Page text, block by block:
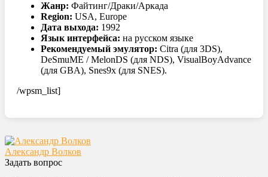
Жанр: Файтинг/Драки/Аркада
Region: USA, Europe
Дата выхода: 1992
Язык интерфейса: на русском языке
Рекомендуемый эмулятор: Citra (для 3DS),
DeSmuME / MelonDS (для NDS), VisualBoyAdvance
(для GBA), Snes9x (для SNES).
/wpsm_list]
Александр Волков
Задать вопрос